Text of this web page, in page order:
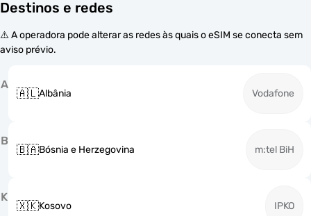
Destinos e redes
⚠️ A operadora pode alterar as redes às quais o eSIM se conecta sem
aviso prévio.
A
🇦🇱Albânia Vodafone
B
🇧🇦Bósnia e Herzegovina m:tel BiH
K
🇽🇰Kosovo IPKO